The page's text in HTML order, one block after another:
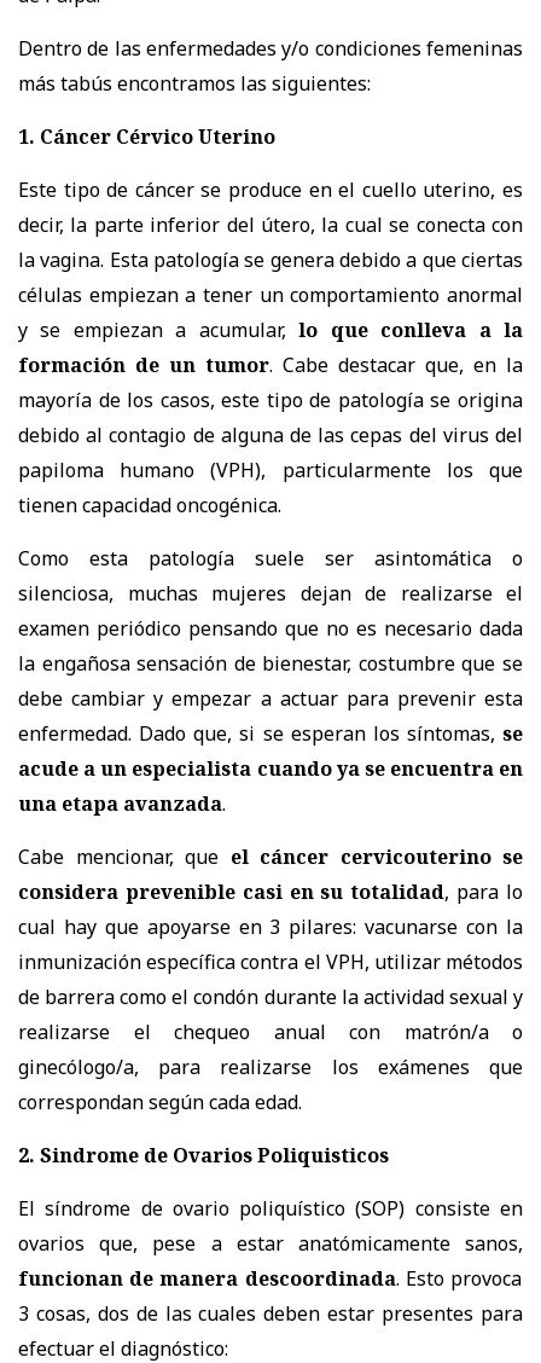
Dentro de las enfermedades y/o condiciones femeninas
más tabús encontramos las siguientes:
1. Cáncer Cérvico Uterino
Este tipo de cáncer se produce en el cuello uterino, es
decir, la parte inferior del útero, la cual se conecta con
la vagina. Esta patología se genera debido a que ciertas
células empiezan a tener un comportamiento anormal
y se empiezan a acumular,lo que conlleva a la
formación de un tumor. Cabe destacar que, en la
mayoría de los casos, este tipo de patología se origina
debido al contagio de alguna de las cepas del virus del
papiloma humano (VPH), particularmente los que
tienen capacidad oncogénica.
Como esta patología suele ser asintomática o
silenciosa, muchas mujeres dejan de realizarse el
examen periódico pensando que no es necesario dada
la engañosa sensación de bienestar, costumbre que se
debe cambiar y empezar a actuar para prevenir esta
enfermedad. Dado que, si se esperan los síntomas, se
acude a un especialista cuando ya se encuentra en
una etapa avanzada.
Cabe mencionar, que el cáncer cervicouterino se
considera prevenible casi en su totalidad, para lo
cual hay que apoyarse en 3 pilares: vacunarse con la
inmunización específica contra el VPH, utilizar métodos
de barrera como el condón durante la actividad sexual y
realizarse el chequeo anual con matrón/a o
ginecólogo/a, para realizarse los exámenes que
correspondan según cada edad.
2. Sindrome de Ovarios Poliquisticos
El síndrome de ovario poliquístico (SOP) consiste en
ovarios que, pese a estar anatómicamente sanos,
funcionan de manera descoordinada. Esto provoca
3 cosas, dos de las cuales deben estar presentes para
efectuar el diagnóstico: